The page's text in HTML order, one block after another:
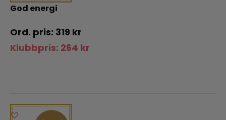
God energi
319 kr
Klubbpris: 264 kr